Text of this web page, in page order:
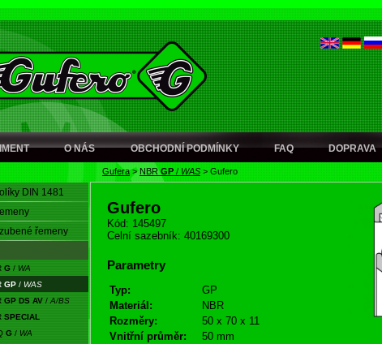
O NÁS OBCHODNÍ PODMÍNKY FAQ DOPRAVA
Gufera> NBRGP / WAS > Gufero
DIN 1481
řemeny
G / WA
GP / WAS
GP DS AV / A/BS
SPECIAL
G / WA
Gufero
Kód: 145497
Celní sazebník: 40169300
Parametry
Typ:
GP
Materiál:
NBR
Rozměry:
50 x 70 x 11
Vnitřní průměr:
50 mm